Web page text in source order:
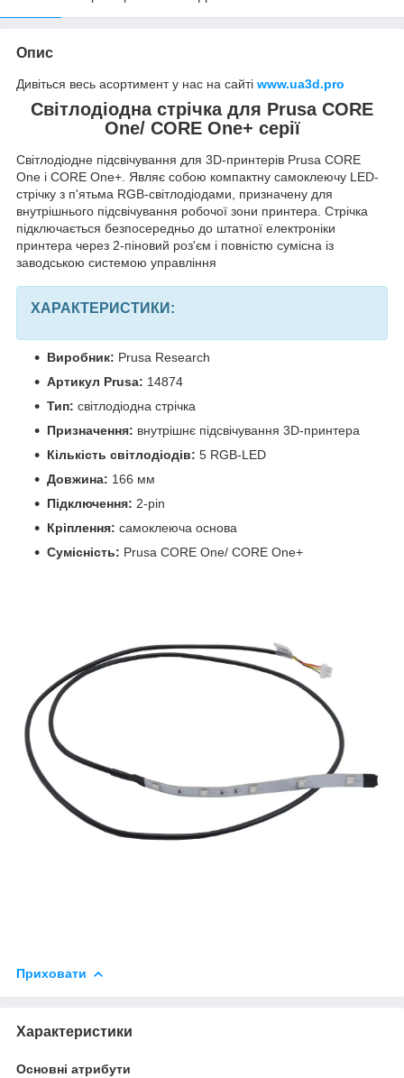
Опис
Дивіться весь асортимент у нас на сайті www.ua3d.pro
Світлодіодна стрічка для Prusa CORE
One/ CORE One+ серії
Світлодіодне підсвічування для 3D-принтерів Prusa CORE
One і CORE One+. Являє собою компактну самоклеючу LED-
стрічку з п'ятьма RGB-світлодіодами, призначену для
внутрішнього підсвічування робочої зони принтера. Стрічка
підключається безпосередньо до штатної електроніки
принтера через 2-піновий роз'єм і повністю сумісна із
заводською системою управління
ХАРАКТЕРИСТИКИ:
Виробник: Prusa Research
Артикул Prusa: 14874
Тип: світлодіодна стрічка
Призначення: внутрішнє підсвічування 3D-принтера
Кількість світлодіодів: 5 RGB-LED
Довжина: 166 мм
Підключення: 2-pin
Кріплення: самоклеюча основа
Сумісність: Prusa CORE One/ CORE One+
Приховати
Характеристики
Основні атрибути